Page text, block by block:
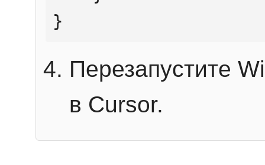
}
Перезапустите
в Cursor.